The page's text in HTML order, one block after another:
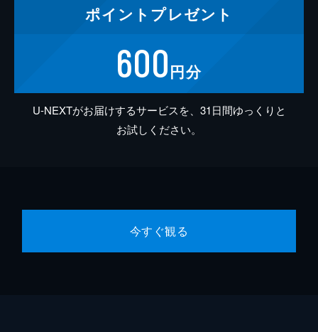
ポイント プレゼント
600円分
U-NEXTがお届けするサービスを、31日間ゆっくりと
お試しください。
今すぐ観る